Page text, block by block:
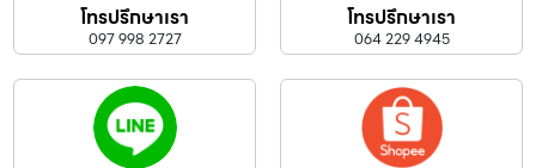
โทรปรึกษาเรา
097 998 2727
โทรปรึกษาเรา
064 229 4945​